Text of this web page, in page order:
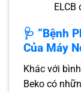
ELCB
🩺 “Bệnh
Của Máy
Khác với
Beko có